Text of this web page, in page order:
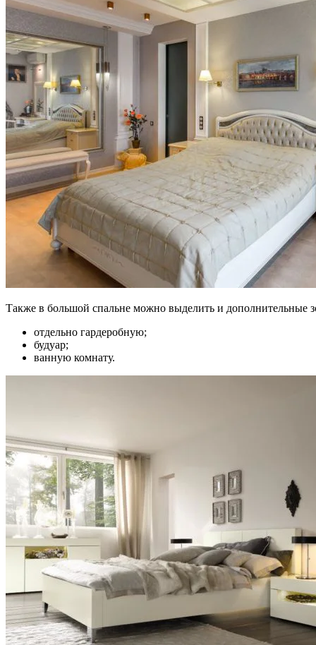
Также в большой спальне можно выделить и дополнительные
отдельно гардеробную;
будуар;
ванную комнату.